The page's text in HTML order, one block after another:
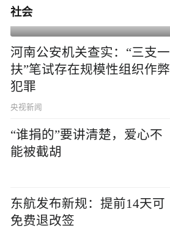
社会
河南公安机关查实：“三支一
扶”笔试存在规模性组织作弊
犯罪
央视新闻
“谁捐的”要讲清楚，爱心不
能被截胡
东航发布新规：提前14天可
免费退改签